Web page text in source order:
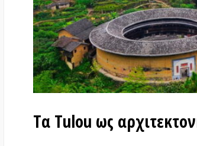
Tα Τulou ως
στις 14 Νοεμβρίου 2020